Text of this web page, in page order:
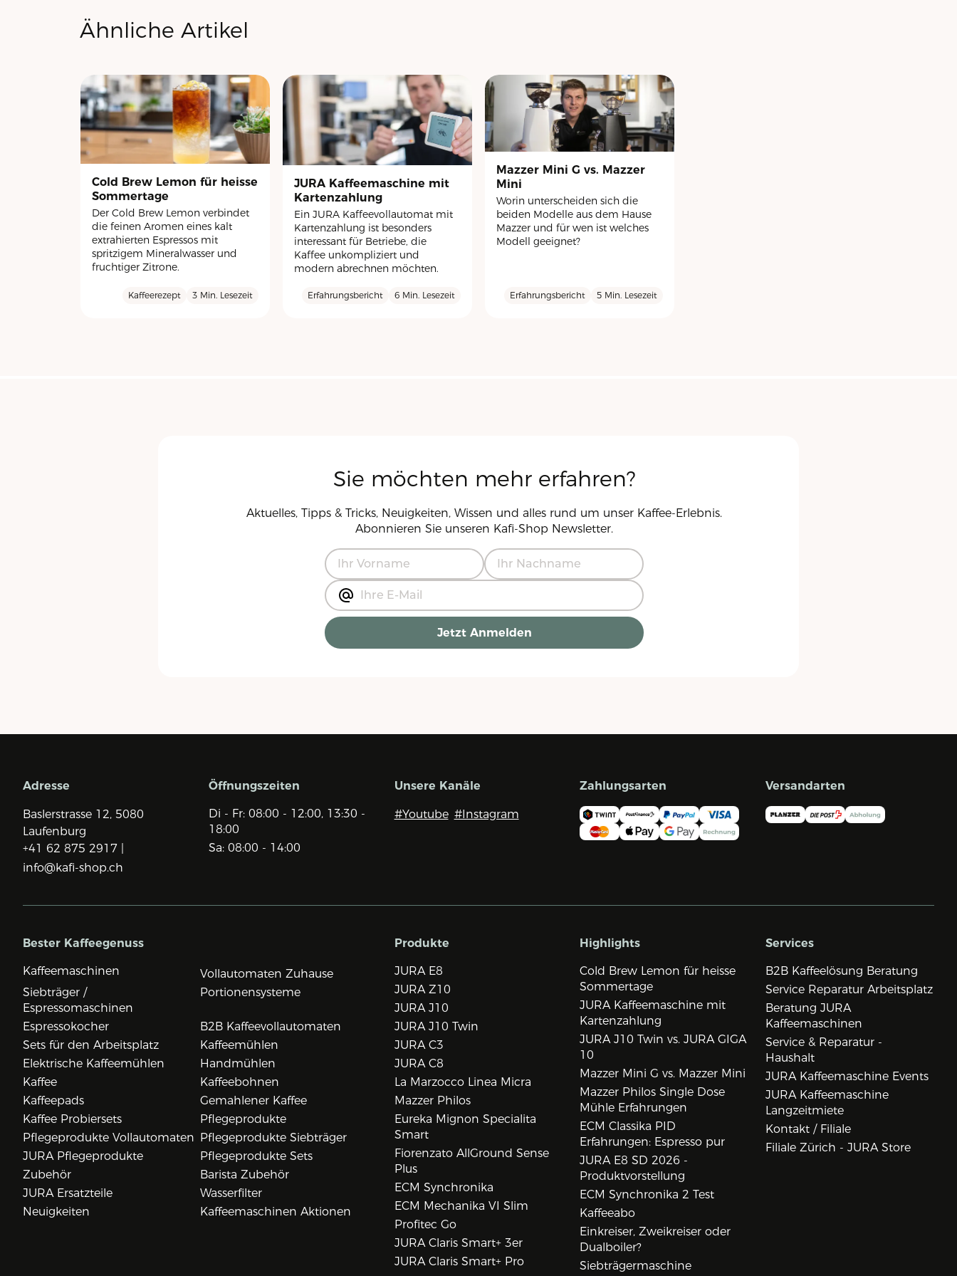
Ähnliche Artikel
Cold Brew Lemon für heisse
Sommertage
Der Cold Brew Lemon verbindet
die feinen Aromen eines kalt
extrahierten Espressos mit
spritzigem Mineralwasser und
fruchtiger Zitrone.
Kaffeerezept 3 Min. Lesezeit
JURA Kaffeemaschine mit
Kartenzahlung
Ein JURA Kaffeevollautomat mit
Kartenzahlung ist besonders
interessant für Betriebe, die
Kaffee unkompliziert und
modern abrechnen möchten.
Erfahrungsbericht 6 Min. Lesezeit
Mazzer Mini G vs. Mazzer
Mini
Worin unterscheiden sich die
beiden Modelle aus dem Hause
Mazzer und für wen ist welches
Modell geeignet?
Erfahrungsbericht 5 Min. Lesezeit
Sie möchten mehr erfahren?
Aktuelles, Tipps & Tricks, Neuigkeiten, Wissen und alles rund um unser Kaffee-Erlebnis.
Abonnieren Sie unseren Kafi-Shop Newsletter.
Jetzt Anmelden
Adresse
Baslerstrasse 12, 5080
Laufenburg
+41 62 875 2917 |
info@kafi-shop.ch
Öffnungszeiten
Di - Fr: 08:00 - 12:00, 13:30 -
18:00
Sa: 08:00 - 14:00
Unsere Kanäle
#Youtube #Instagram
Zahlungsarten Versandarten
Bester Kaffeegenuss
Kaffeemaschinen
Vollautomaten Zuhause
Siebträger /
Espressomaschinen
Portionensysteme
Espressokocher
B2B Kaffeevollautomaten
Sets für den Arbeitsplatz
Kaffeemühlen
Elektrische Kaffeemühlen
Handmühlen
Kaffee
Kaffeebohnen
Kaffeepads
Gemahlener Kaffee
Kaffee Probiersets
Pflegeprodukte
Pflegeprodukte Vollautomaten
Pflegeprodukte Siebträger
JURA Pflegeprodukte
Pflegeprodukte Sets
Zubehör
Barista Zubehör
JURA Ersatzteile
Wasserfilter
Neuigkeiten
Kaffeemaschinen Aktionen
Produkte
JURA E8
JURA Z10
JURA J10
JURA J10 Twin
JURA C3
JURA C8
La Marzocco Linea Micra
Mazzer Philos
Eureka Mignon Specialita
Smart
Fiorenzato AllGround Sense
Plus
ECM Synchronika
ECM Mechanika VI Slim
Profitec Go
JURA Claris Smart+ 3er
JURA Claris Smart+ Pro
Highlights
Cold Brew Lemon für heisse
Sommertage
JURA Kaffeemaschine mit
Kartenzahlung
JURA J10 Twin vs. JURA GIGA
10
Mazzer Mini G vs. Mazzer Mini
Mazzer Philos Single Dose
Mühle Erfahrungen
ECM Classika PID
Erfahrungen: Espresso pur
JURA E8 SD 2026 -
Produktvorstellung
ECM Synchronika 2 Test
Kaffeeabo
Einkreiser, Zweikreiser oder
Dualboiler?
Siebträgermaschine
Services
B2B Kaffeelösung Beratung
Service Reparatur Arbeitsplatz
Beratung JURA
Kaffeemaschinen
Service & Reparatur -
Haushalt
JURA Kaffeemaschine Events
JURA Kaffeemaschine
Langzeitmiete
Kontakt / Filiale
Filiale Zürich - JURA Store